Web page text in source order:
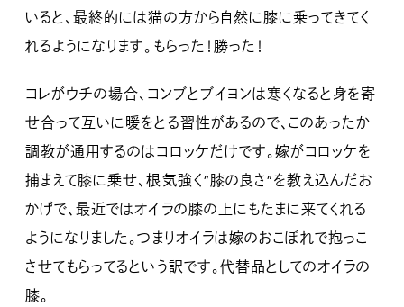
いると、最終的には猫の方から自然に膝に乗ってきてく
れるようになります。もらった！勝った！
コレがウチの場合、コンブとブイヨンは寒くなると身を寄
せ合って互いに暖をとる習性があるので、このあったか
調教が通用するのはコロッケだけです。嫁がコロッケを
捕まえて膝に乗せ、根気強く”膝の良さ”を教え込んだお
かげで、最近ではオイラの膝の上にもたまに来てくれる
ようになりました。つまりオイラは嫁のおこぼれで抱っこ
させてもらってるという訳です。代替品としてのオイラの
膝。